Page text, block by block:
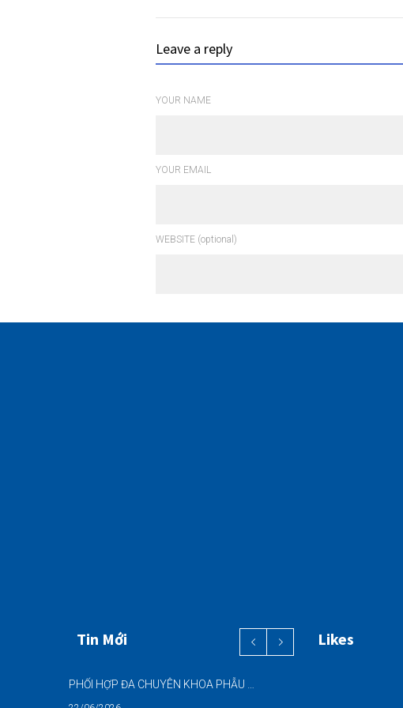
Leave a reply
YOUR NAME
YOUR EMAIL
WEBSITE (optional)
Tin Mới
PHỐI HỢP ĐA CHUYÊN KHOA PHẪU THUẬT NỘI SOI “2 TRONG 1” THÀNH CÔNG CHO BỆNH NHÂN 69 TUỔI MẮC ĐỒNG THỜI HAI BỆNH LÝ NẶNG
Likes